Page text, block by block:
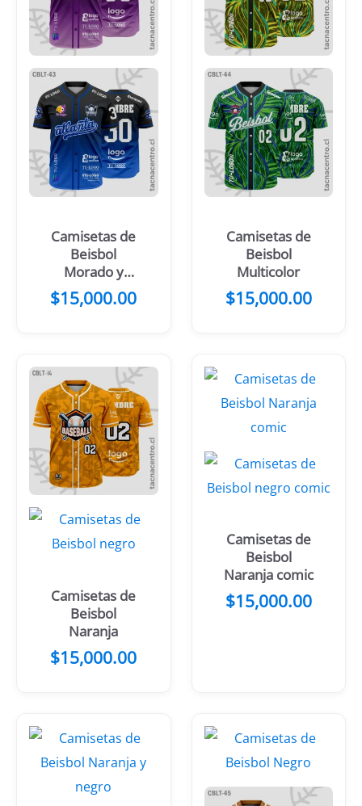
Camisetas de
Beisbol
Morado y
negro
difuminado
$15,000.00
Camisetas de
Beisbol
Multicolor
$15,000.00
Camisetas de
Beisbol
Naranja
$15,000.00
Camisetas de
Beisbol
Naranja comic
$15,000.00